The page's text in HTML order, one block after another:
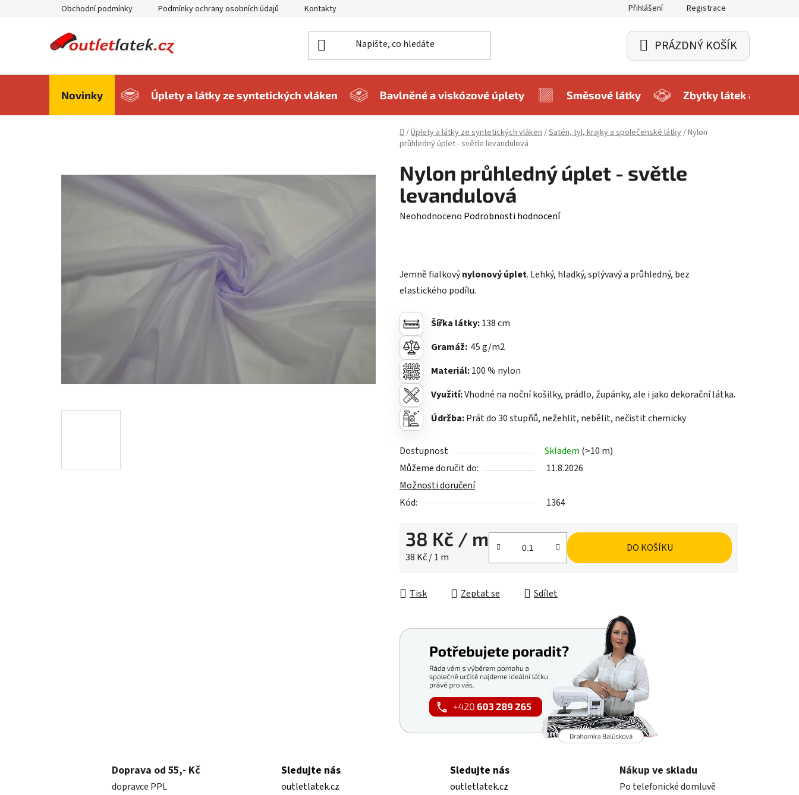
Obchodní podmínky Podmínky ochrany osobních údajů Kontakty Přihlášení Registrace
NÁKUPNÍ
KOŠÍK
PRÁZDNÝ KOŠÍK
Novinky Úplety a látky ze syntetických vláken Bavlněné a viskózové úplety Směsové látky Zbytky látek a balíčky
Domů
/Úplety a látky ze syntetických vláken/Satén, tyl, krajky a společenské látky/Nylon
průhledný úplet - světle levandulová
Nylon průhledný úplet - světle
levandulová
Průměrné
0,0
z
5
hvězdiček.
Neohodnoceno Podrobnosti hodnocení
Jemně fialkovýnylonový úplet. Lehký, hladký, splývavý a průhledný, bez
elastického podílu.
Šířka látky:138 cm
Gramáž: 45g/m2
Materiál:100 % nylon
Využití:Vhodné na noční košilky, prádlo, župánky, ale i jako dekorační látka.
Údržba:Prát do 30 stupňů, nežehlit, nebělit, nečistit chemicky
Dostupnost Skladem (>10 m)
Můžeme doručit do:
11.8.2026
Možnosti doručení
Kód:
1364
38 Kč / m
Měrná cena:
38 Kč / 1 m
DO KOŠÍKU
Tisk Zeptat se Sdílet
Doprava od 55,- Kč
dopravce PPL
Sledujte nás
outletlatek.cz
Sledujte nás
outletlatek.cz
Nákup ve skladu
Po telefonické domluvě